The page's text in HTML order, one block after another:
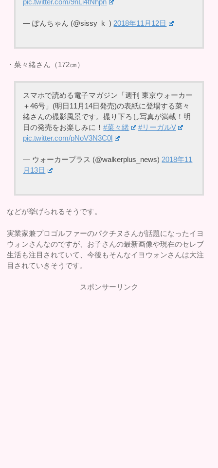
— ぽんちゃん (@sissy_k_) 2018年11月12日
・菜々緒さん（172㎝）
スマホで読める電子マガジン「週刊 東京ウォーカー
＋46号」(明日11月14日発売)の表紙に登場する菜々
緒さんの撮影風景です。撮り下ろし写真が満載！明
日の発売をお楽しみに！#菜々緒
#リーガルV
pic.twitter.com/pNoV3N3C0l
— ウォーカープラス (@walkerplus_news) 2018年11
月13日
などが挙げられるそうです。
実業家兼プロゴルファーのパクチヌさんが話題になったイヨ
ウォンさんなのですが、お子さんの最新画像や現在のセレブ
生活も注目されていて、今後もそんなイヨウォンさんは大注
目されていきそうです。
スポンサーリンク